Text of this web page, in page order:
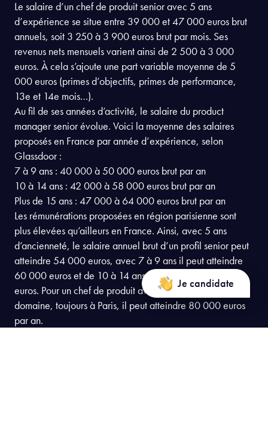
Je candidate
Le salaire d’un chef de produit senior avec 5 ans
d’expérience se situe entre 39 000 et 47 000 euros brut
annuels, soit 3 250 à 3 900 euros brut par mois. Ses
revenus nets mensuels varient ainsi de 2 500 à 3 000
euros. À cela s’ajoute une part variable moyenne de 5
000 euros (primes d’objectifs, primes de performance,
13e et 14e mois…).
Au fil de ses années d’activité, le salaire du product
manager senior évolue. Voici la moyenne des salaires
proposés en France par année d’expérience, selon
Glassdoor :
7 à 9 ans : 40 000 à 50 000 euros brut par an
10 à 14 ans : 42 000 à 58 000 euros brut par an
Plus de 15 ans : 47 000 à 64 000 euros brut par an
Les rémunérations proposées en région parisienne sont
plus élevées qu’ailleurs en France. Ainsi, avec 5 ans
d’ancienneté, le salaire annuel brut d’un profil senior peut
atteindre 54 000 euros, avec 7 à 9 ans il peut atteindre
60 000 euros et de 10 à 14 ans il peut atteindre 64 000
euros. Pour un chef de produit avec plus de 15 ans dans le
domaine, toujours à Paris, il peut atteindre 80 000 euros
par an.